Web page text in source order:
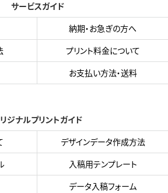
サービスガイド
納期・お急ぎの方へ
プリント料金について
お支払い方法・送料
ジナルプリントガイド
デザインデータ作成方法
入稿用テンプレート
データ入稿フォーム